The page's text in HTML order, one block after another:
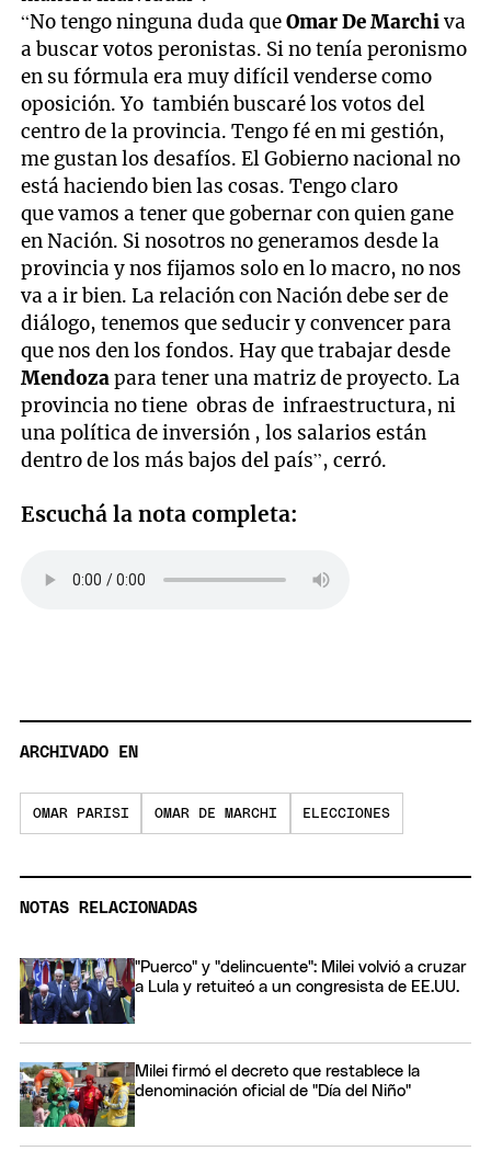
“No tengo ninguna duda queOmar De Marchiva
a buscar votos peronistas. Si no tenía peronismo
en su fórmula era muy difícil venderse como
oposición. Yo también buscaré los votos del
centro de la provincia. Tengo fé en mi gestión,
me gustan los desafíos. El Gobierno nacional no
está haciendo bien las cosas. Tengo claro
que vamos a tener que gobernar con quien gane
en Nación. Si nosotros no generamos desde la
provincia y nos fijamos solo en lo macro, no nos
va a ir bien. La relación con Nación debe ser de
diálogo, tenemos que seducir y convencer para
que nos den los fondos. Hay que trabajar desde
Mendozapara tener una matriz de proyecto. La
provincia no tiene obras de infraestructura, ni
una política de inversión , los salarios están
dentro de los más bajos del país”, cerró.
Escuchá la nota completa:
ARCHIVADO EN
OMAR PARISI OMAR DE MARCHI ELECCIONES
NOTAS RELACIONADAS
"Puerco" y "delincuente": Milei volvió a cruzar
a Lula y retuiteó a un congresista de EE.UU.
Milei firmó el decreto que restablece la
denominación oficial de "Día del Niño"